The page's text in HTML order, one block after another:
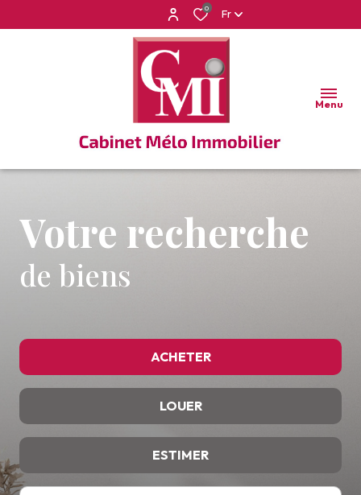
0 Fr
Menu
Votre recherche
de biens
ACHETER
LOUER
ESTIMER